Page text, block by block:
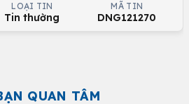
LOẠI TIN
Tin thường
MÃ TIN
DNG121270
QUAN TÂM